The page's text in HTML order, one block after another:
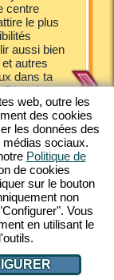
centre
le plus
aussi bien
autres
dans ta
Divertis et
gîtes.
Farm
dans ton
naître
au pur-
poney
entrer
Tout ce
web, outre les
des cookies
les données des
sociaux.
Politique de
de cookies
sur le bouton
non
Vous
en utilisant le